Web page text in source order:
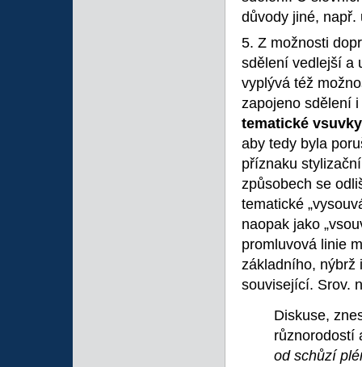
důvody jiné, např.
5. Z možnosti
sdělení vedlejší a
vyplývá též
zapojeno sdělení i
tematické vsuvky
aby tedy byla
příznaku
způsobech se
tematické
naopak jako
promluvová linie
základního, nýbrž
související. Srov.
Diskuse,
různorodostí
od schůzí